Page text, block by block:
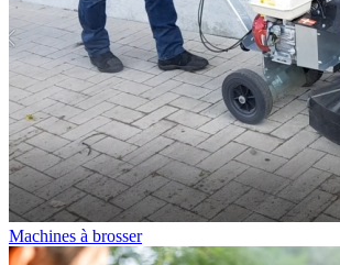
Machines à brosser